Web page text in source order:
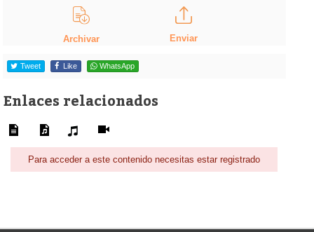
Archivar Enviar
Tweet Like WhatsApp
Enlaces relacionados
Para acceder a este contenido necesitas estar registrado